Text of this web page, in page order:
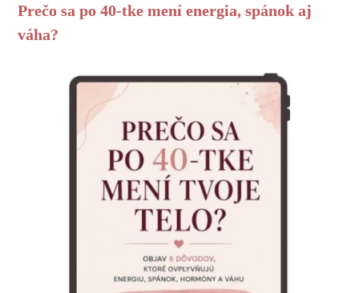
Prečo sa po 40-tke mení energia, spánok aj
váha?